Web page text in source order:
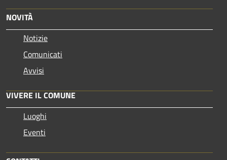
NOVITÀ
Notizie
Comunicati
Avvisi
VIVERE IL COMUNE
Luoghi
Eventi